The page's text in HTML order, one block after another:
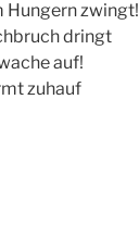
Hungern zwingt!
dringt
auf!
zuhauf